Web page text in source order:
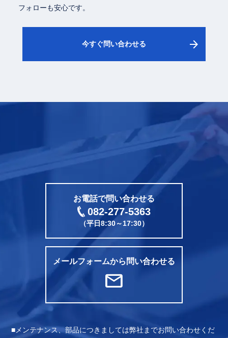
フォローも安心です。
今すぐ問い合わせる arrow_forward
CONTACT
お電話で問い合わせる
082-277-5363
（平日8:30～17:30）
メールフォームから問い合わせる
mail
メンテナンス、部品につきましては弊社までお問い合わせくだ